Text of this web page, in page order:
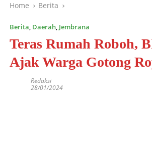
Home Berita
Berita, Daerah, Jembrana
Teras Rumah Roboh,
Ajak Warga Gotong
Redaksi
28/01/2024